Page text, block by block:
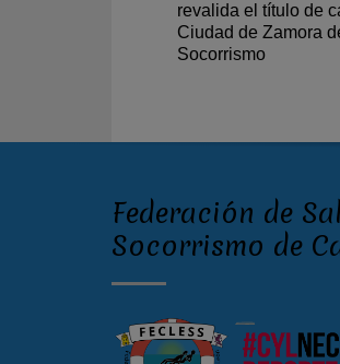
revalida el título de
Ciudad de Zamora
Socorrismo
Federación de
Socorrismo de